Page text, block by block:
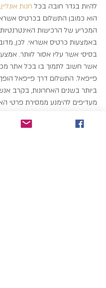
להיות בגדר חובה בכל חנות אונליין
הוא כמובן התשלום בכרטיס
המכריע של הרכישות
באמצעות כרטיס אשראי. לכן,
בסיסי אשר עליו אסור לוותר.
אשר חשוב לתמוך בו בכל אתר
פייפאל. התשלום דרך פייפאל
ביותר בשנים האחרונות, בקרב
מעדיפים להימנע ממסירת פרטי
אתר מכירות אטרקטיבי עבור